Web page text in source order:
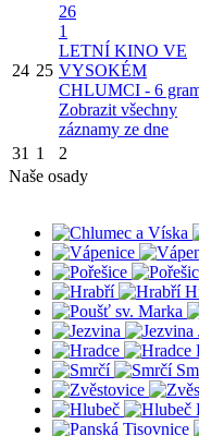
24 25
26
1
LETNÍ KINO VE
VYSOKÉM
CHLUMCI - 6
Zobrazit všechny
záznamy ze dne
31 1 2
Naše osady